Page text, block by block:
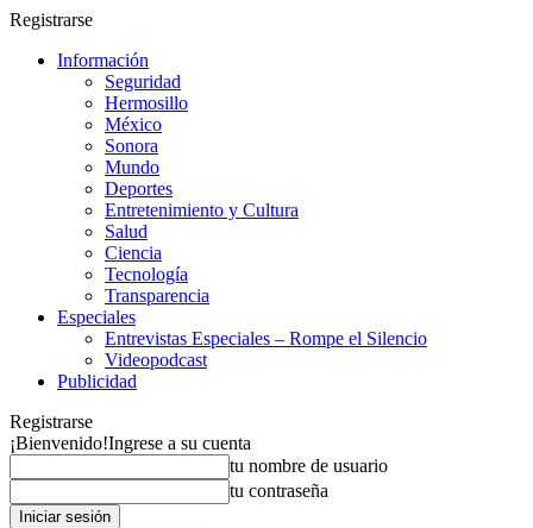
Registrarse
Información
Seguridad
Hermosillo
México
Sonora
Mundo
Deportes
Entretenimiento y Cultura
Salud
Ciencia
Tecnología
Transparencia
Especiales
Entrevistas Especiales – Rompe el Silencio
Videopodcast
Publicidad
Registrarse
¡Bienvenido!Ingrese a su cuenta
tu nombre de usuario
tu contraseña